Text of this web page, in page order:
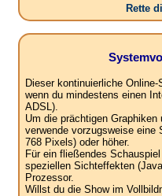
Rette
Dieser kontinuierliche
wenn du mindestens einen
ADSL).
Um die prächtigen
verwende vorzugsweise eine
768 Pixels) oder höher.
Für ein fließendes
speziellen Sichteffekten
Prozessor.
Willst du die Show im